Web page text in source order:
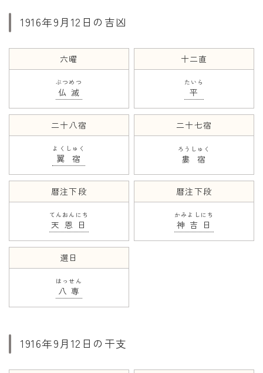
1916年9月12日の吉凶
六曜
仏滅
ぶつめつ
十二直
平
たいら
二十八宿
翼宿
よくしゅく
二十七宿
婁宿
ろうしゅく
暦注下段
天恩日
てんおんにち
暦注下段
神吉日
かみよしにち
選日
八専
はっせん
1916年9月12日の干支